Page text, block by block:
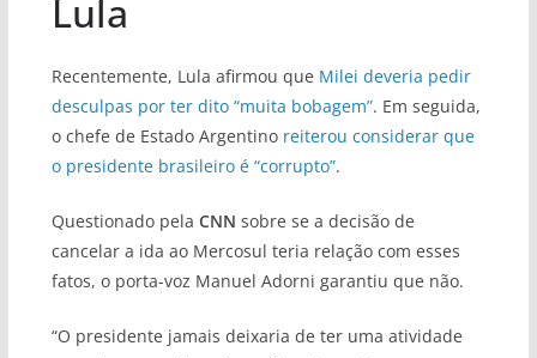
Lula
Recentemente, Lula afirmou que Milei deveria pedir
desculpas por ter dito “muita bobagem”. Em seguida,
o chefe de Estado Argentino reiterou considerar que
o presidente brasileiro é “corrupto”.
Questionado pela CNN sobre se a decisão de
cancelar a ida ao Mercosul teria relação com esses
fatos, o porta-voz Manuel Adorni garantiu que não.
“O presidente jamais deixaria de ter uma atividade